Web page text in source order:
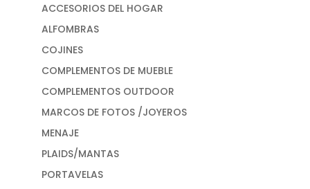
ACCESORIOS DEL HOGAR
ALFOMBRAS
COJINES
COMPLEMENTOS DE MUEBLE
COMPLEMENTOS OUTDOOR
MARCOS DE FOTOS /JOYEROS
MENAJE
PLAIDS/MANTAS
PORTAVELAS